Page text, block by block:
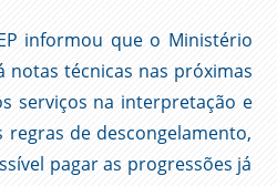
informou que o Ministério
notas técnicas nas próximas
serviços na interpretação e
de descongelamento,
pagar as progressões já